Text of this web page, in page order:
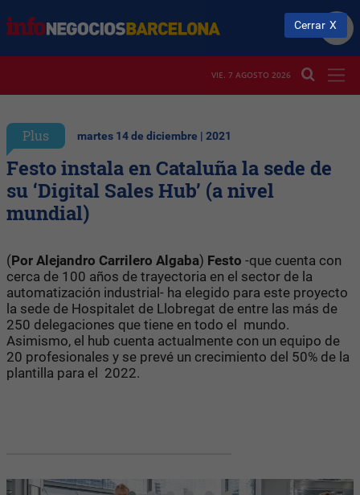
VIE. 7 AGOSTO 2026
Plus martes 14 de diciembre | 2021
Festo instala en Cataluña la sede de
su ‘Digital Sales Hub’ (a nivel
mundial)
(Por Alejandro Carrilero Algaba) Festo -que cuenta con
cerca de 100 años de trayectoria en el sector de la
automatización industrial- ha elegido para este proyecto
la sede de Hospitalet de Llobregat de entre las más de
250 delegaciones que tiene en todo el mundo.
Asimismo, el hub cuenta actualmente con un equipo de
20 profesionales y se prevé un crecimiento del 50% de la
plantilla para el 2022.
Cerrar